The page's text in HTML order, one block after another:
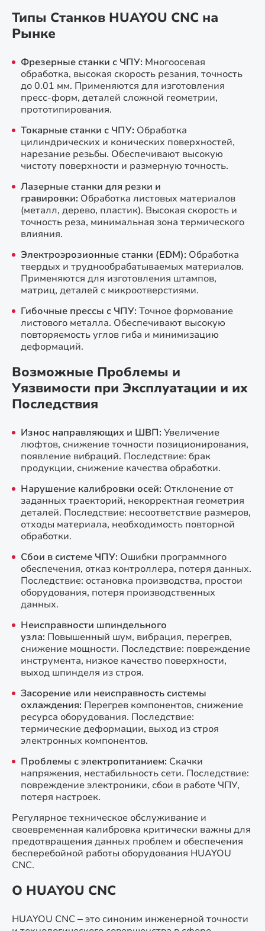
Типы Станков HUAYOU CNC на
Рынке
Фрезерные станки с ЧПУ: Многоосевая
обработка, высокая скорость резания, точность
до 0.01 мм. Применяются для изготовления
пресс-форм, деталей сложной геометрии,
прототипирования.
Токарные станки с ЧПУ: Обработка
цилиндрических и конических поверхностей,
нарезание резьбы. Обеспечивают высокую
чистоту поверхности и размерную точность.
Лазерные станки для резки и
гравировки: Обработка листовых материалов
(металл, дерево, пластик). Высокая скорость и
точность реза, минимальная зона термического
влияния.
Электроэрозионные станки (EDM): Обработка
твердых и труднообрабатываемых материалов.
Применяются для изготовления штампов,
матриц, деталей с микроотверстиями.
Гибочные прессы с ЧПУ: Точное формование
листового металла. Обеспечивают высокую
повторяемость углов гиба и минимизацию
деформаций.
Возможные Проблемы и
Уязвимости при Эксплуатации и их
Последствия
Износ направляющих и ШВП: Увеличение
люфтов, снижение точности позиционирования,
появление вибраций. Последствие: брак
продукции, снижение качества обработки.
Нарушение калибровки осей: Отклонение от
заданных траекторий, некорректная геометрия
деталей. Последствие: несоответствие размеров,
отходы материала, необходимость повторной
обработки.
Сбои в системе ЧПУ: Ошибки программного
обеспечения, отказ контроллера, потеря данных.
Последствие: остановка производства, простои
оборудования, потеря производственных
данных.
Неисправности шпиндельного
узла: Повышенный шум, вибрация, перегрев,
снижение мощности. Последствие: повреждение
инструмента, низкое качество поверхности,
выход шпинделя из строя.
Засорение или неисправность системы
охлаждения: Перегрев компонентов, снижение
ресурса оборудования. Последствие:
термические деформации, выход из строя
электронных компонентов.
Проблемы с электропитанием: Скачки
напряжения, нестабильность сети. Последствие:
повреждение электроники, сбои в работе ЧПУ,
потеря настроек.
Регулярное техническое обслуживание и
своевременная калибровка критически важны для
предотвращения данных проблем и обеспечения
бесперебойной работы оборудования HUAYOU
CNC.
О HUAYOU CNC
HUAYOU CNC – это синоним инженерной точности